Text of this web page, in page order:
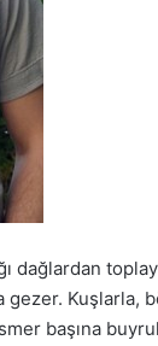
gezer. Kuşlarla,
başına